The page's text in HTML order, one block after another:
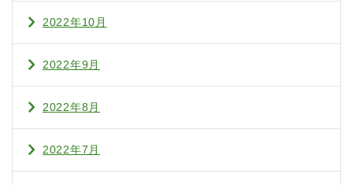
2022年10月
2022年9月
2022年8月
2022年7月